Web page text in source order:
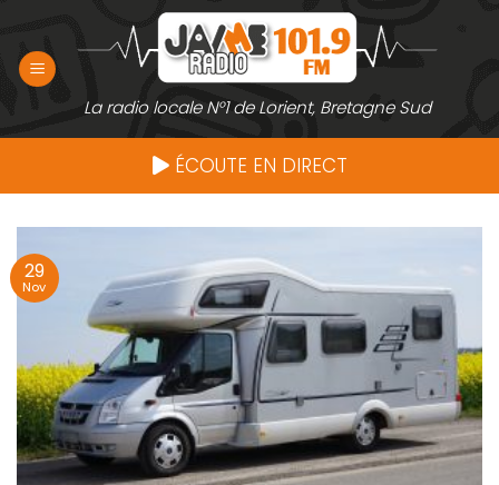
contenu
La radio locale N°1 de Lorient, Bretagne Sud
ÉCOUTE EN DIRECT
29
Nov